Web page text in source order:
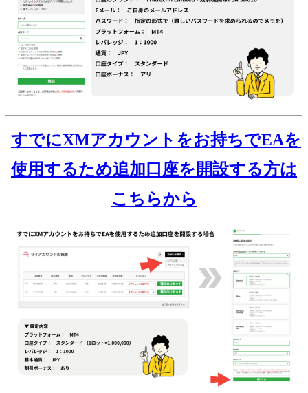
すでにXMアカウントをお持ちでEAを
使用するため追加口座を開設する方は
こちらから